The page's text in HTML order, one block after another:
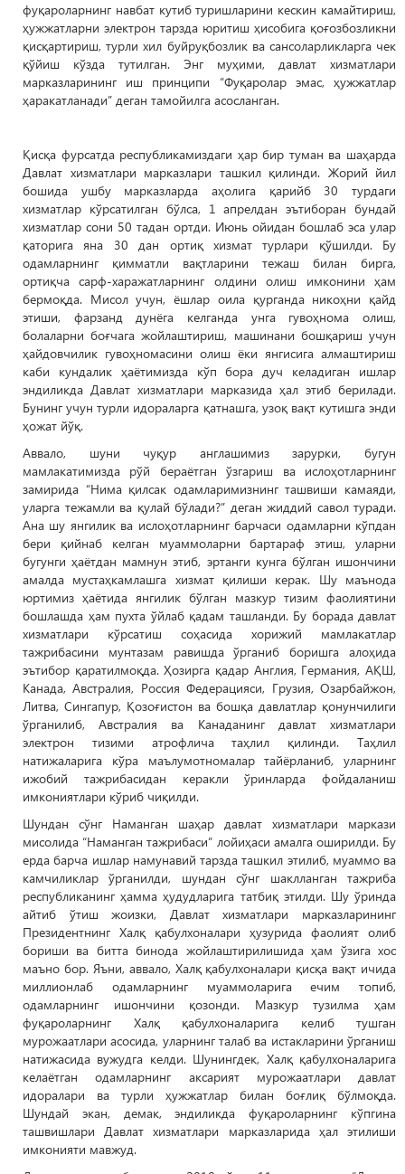
фуқароларнинг навбат кутиб туришларини кескин камайтириш,
ҳужжатларни электрон тарзда юритиш ҳисобига қоғозбозликни
қисқартириш, турли хил буйруқбозлик ва сансоларликларга чек
қўйиш кўзда тутилган. Энг муҳими, давлат хизматлари
марказларининг иш принципи “Фуқаролар эмас, ҳужжатлар
ҳаракатланади” деган тамойилга асосланган.
Қисқа фурсатда республикамиздаги ҳар бир туман ва шаҳарда
Давлат хизматлари марказлари ташкил қилинди. Жорий йил
бошида ушбу марказларда аҳолига қарийб 30 турдаги
хизматлар кўрсатилган бўлса, 1 апрелдан эътиборан бундай
хизматлар сони 50 тадан ортди. Июнь ойидан бошлаб эса улар
қаторига яна 30 дан ортиқ хизмат турлари қўшилди. Бу
одамларнинг қимматли вақтларини тежаш билан бирга,
ортиқча сарф-харажатларнинг олдини олиш имконини ҳам
бермоқда. Мисол учун, ёшлар оила қурганда никоҳни қайд
этиши, фарзанд дунёга келганда унга гувоҳнома олиш,
болаларни боғчага жойлаштириш, машинани бошқариш учун
ҳайдовчилик гувоҳномасини олиш ёки янгисига алмаштириш
каби кундалик ҳаётимизда кўп бора дуч келадиган ишлар
эндиликда Давлат хизматлари марказида ҳал этиб берилади.
Бунинг учун турли идораларга қатнашга, узоқ вақт кутишга энди
ҳожат йўқ.
Аввало, шуни чуқур англашимиз зарурки, бугун
мамлакатимизда рўй бераётган ўзгариш ва ислоҳотларнинг
замирида “Нима қилсак одамларимизнинг ташвиши камаяди,
уларга тежамли ва қулай бўлади?” деган жиддий савол туради.
Ана шу янгилик ва ислоҳотларнинг барчаси одамларни кўпдан
бери қийнаб келган муаммоларни бартараф этиш, уларни
бугунги ҳаётдан мамнун этиб, эртанги кунга бўлган ишончини
амалда мустаҳкамлашга хизмат қилиши керак. Шу маънода
юртимиз ҳаётида янгилик бўлган мазкур тизим фаолиятини
бошлашда ҳам пухта ўйлаб қадам ташланди. Бу борада давлат
хизматлари кўрсатиш соҳасида хорижий мамлакатлар
тажрибасини мунтазам равишда ўрганиб боришга алоҳида
эътибор қаратилмоқда. Ҳозирга қадар Англия, Германия, АҚШ,
Канада, Австралия, Россия Федерацияси, Грузия, Озарбайжон,
Литва, Сингапур, Қозоғистон ва бошқа давлатлар қонунчилиги
ўрганилиб, Австралия ва Канаданинг давлат хизматлари
электрон тизими атрофлича таҳлил қилинди. Таҳлил
натижаларига кўра маълумотномалар тайёрланиб, уларнинг
ижобий тажрибасидан керакли ўринларда фойдаланиш
имкониятлари кўриб чиқилди.
Шундан сўнг Наманган шаҳар давлат хизматлари маркази
мисолида “Наманган тажрибаси” лойиҳаси амалга оширилди. Бу
ерда барча ишлар намунавий тарзда ташкил этилиб, муаммо ва
камчиликлар ўрганилди, шундан сўнг шаклланган тажриба
республиканинг ҳамма ҳудудларига татбиқ этилди. Шу ўринда
айтиб ўтиш жоизки, Давлат хизматлари марказларининг
Президентнинг Халқ қабулхоналари ҳузурида фаолият олиб
бориши ва битта бинода жойлаштирилишида ҳам ўзига хос
маъно бор. Яъни, аввало, Халқ қабулхоналари қисқа вақт ичида
миллионлаб одамларнинг муаммоларига ечим топиб,
одамларнинг ишончини қозонди. Мазкур тузилма ҳам
фуқароларнинг Халқ қабулхоналарига келиб тушган
мурожаатлари асосида, уларнинг талаб ва истакларини ўрганиш
натижасида вужудга келди. Шунингдек, Халқ қабулхоналарига
келаётган одамларнинг аксарият мурожаатлари давлат
идоралари ва турли ҳужжатлар билан боғлиқ бўлмоқда.
Шундай экан, демак, эндиликда фуқароларнинг кўпгина
ташвишлари Давлат хизматлари марказларида ҳал этилиши
имконияти мавжуд.